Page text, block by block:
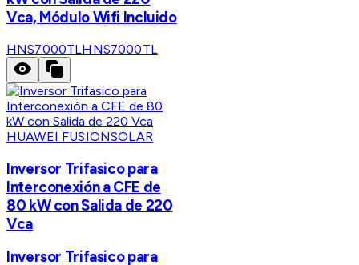
Vca, Módulo Wifi Incluido
HNS7000TLHNS7000TL
HUAWEI FUSIONSOLAR
Inversor Trifasico para
Interconexión a CFE de
80 kW con Salida de 220
Vca
Inversor Trifasico para